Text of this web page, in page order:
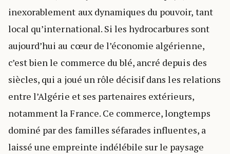
inexorablement aux dynamiques du pouvoir, tant
local qu’international. Si les hydrocarbures sont
aujourd’hui au cœur de l’économie algérienne,
c’est bien le commerce du blé, ancré depuis des
siècles, qui a joué un rôle décisif dans les relations
entre l’Algérie et ses partenaires extérieurs,
notamment la France. Ce commerce, longtemps
dominé par des familles séfarades influentes, a
laissé une empreinte indélébile sur le paysage